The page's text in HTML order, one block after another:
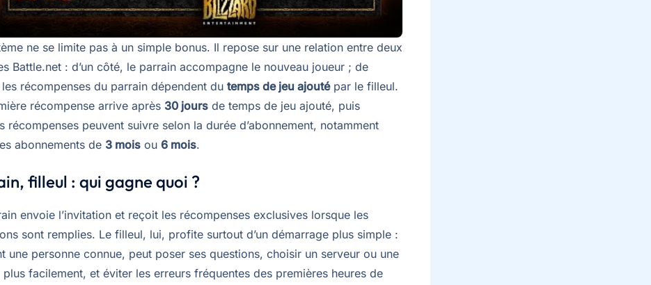
ne se limite pas à un simple bonus. Il repose sur une relation entre deux
Battle.net : d’un côté, le parrain accompagne le nouveau joueur ; de
les récompenses du parrain dépendent du temps de jeu ajoutépar le filleul.
récompense arrive après 30 jours de temps de jeu ajouté, puis
récompenses peuvent suivre selon la durée d’abonnement, notamment
abonnements de 3 mois ou 6 mois.
filleul : qui gagne quoi ?
envoie l’invitation et reçoit les récompenses exclusives lorsque les
sont remplies. Le filleul, lui, profite surtout d’un démarrage plus simple :
une personne connue, peut poser ses questions, choisir un serveur ou une
facilement, et éviter les erreurs fréquentes des premières heures de